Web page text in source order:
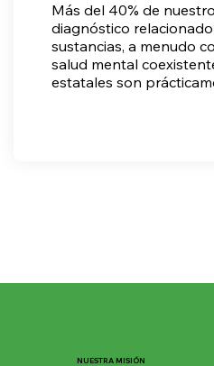
Más del 40% de
diagnóstico
sustancias, a menudo
salud mental
estatales son
NUESTRA MISIÓN